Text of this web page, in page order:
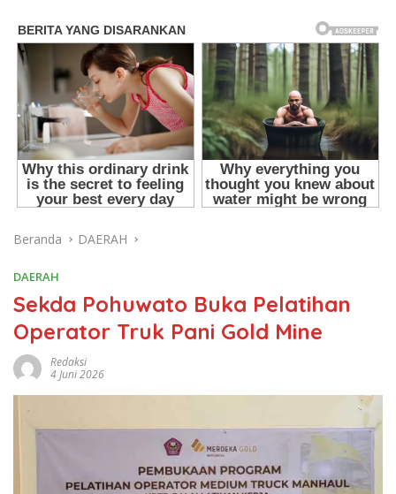
Beranda DAERAH
DAERAH
Sekda Pohuwato Buka Pelatihan
Operator Truk Pani Gold Mine
Redaksi
4 Juni 2026